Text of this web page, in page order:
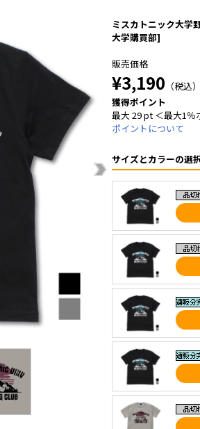
ミスカトニック大学
大学購買部]
販売価格
¥3,190 （税込）
獲得ポイント
最大 29 pt ＜最大1％
ポイントについて
サイズとカラーの選